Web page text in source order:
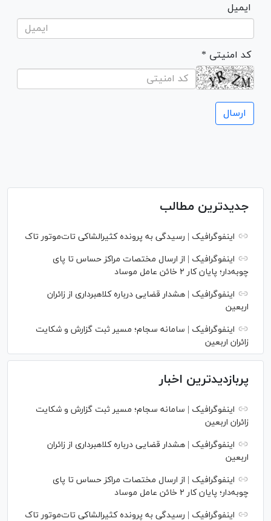
ایمیل
* کد امنیتی
جدیدترین مطالب
اینفوگرافیک | رسیدگی به پرونده کثیرالشاکی تات‌موتور تاک
اینفوگرافیک | از ارسال مختصات مراکز حساس تا پای
چوبه‌دار؛ پایان کار ۲ خائن عامل موساد
اینفوگرافیک | هشدار قضایی درباره کلاهبرداری از زائران
اربعین
اینفوگرافیک | سامانه سجام؛ مسیر ثبت گزارش و شکایت
زائران اربعین
پربازدیدترین اخبار
اینفوگرافیک | سامانه سجام؛ مسیر ثبت گزارش و شکایت
زائران اربعین
اینفوگرافیک | هشدار قضایی درباره کلاهبرداری از زائران
اربعین
اینفوگرافیک | از ارسال مختصات مراکز حساس تا پای
چوبه‌دار؛ پایان کار ۲ خائن عامل موساد
اینفوگرافیک | رسیدگی به پرونده کثیرالشاکی تات‌موتور تاک